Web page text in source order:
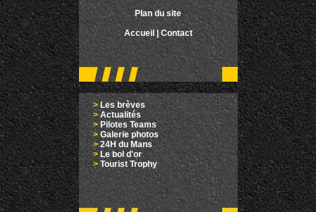
Plan du site
Accueil |Contact
>Les brèves
> Actualités
> Pilotes Teams
>Galerie photos
>24H du Mans
>Le bol d'or
> Tourist Trophy